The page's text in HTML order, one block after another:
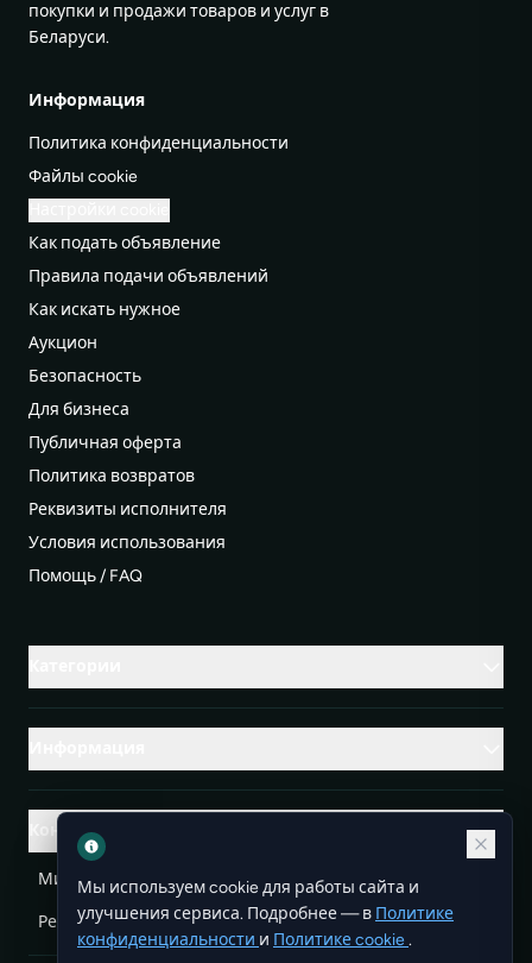
покупки и продажи товаров и услуг в
Беларуси.
Информация
Политика конфиденциальности
Файлы cookie
Как подать объявление
Правила подачи объявлений
Как искать нужное
Аукцион
Безопасность
Для бизнеса
Публичная оферта
Политика возвратов
Реквизиты исполнителя
Условия использования
Помощь / FAQ
Контакты
Михаленко Руслан Леонидович, УНП ЕА3732804
Республика Беларусь info@doit.by
Мы используем cookie для работы сайта и
улучшения сервиса. Подробнее — в Политике
конфиденциальности и Политике cookie.